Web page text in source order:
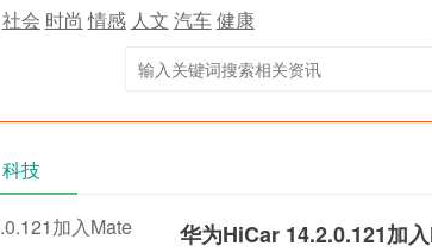
社会 时尚 情感 人文 汽车健康
科技
华为HiCar 14.2.0.121加